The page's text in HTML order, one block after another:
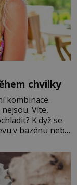
chvilky
kombinace.
Víte,
K dyž se
v bazénu nebo
budete mít
vás